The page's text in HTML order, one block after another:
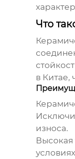
Что
в Китае,
износа.
Высокая